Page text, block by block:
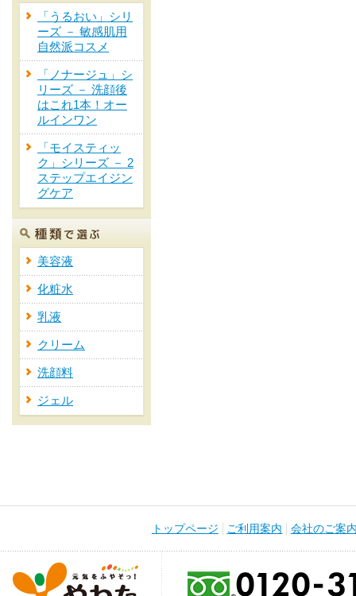
「うるおい」シリ
ーズ － 敏感肌用
自然派コスメ
「ノナージュ」シ
リーズ － 洗顔後
はこれ1本！オー
ルインワン
「モイスティッ
ク」シリーズ － 2
ステップエイジン
グケア
美容液
化粧水
乳液
クリーム
洗顔料
ジェル
トップページ ご利用案内 会社のご案